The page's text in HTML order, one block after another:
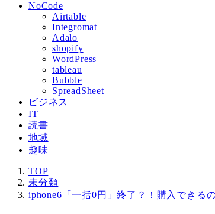
NoCode
Airtable
Integromat
Adalo
shopify
WordPress
tableau
Bubble
SpreadSheet
ビジネス
IT
読書
地域
趣味
TOP
未分類
iphone6「一括0円」終了？！購入できる